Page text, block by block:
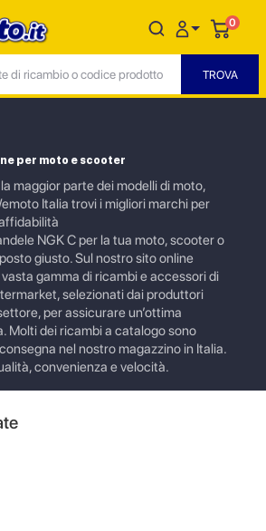
0
per moto e scooter
maggior parte dei modelli di moto,
Italia trovi i migliori marchi per
NGK C per la tua moto, scooter o
giusto. Sul nostro sito online
gamma di ricambi e accessori di
selezionati dai produttori
per assicurare un’ottima
Molti dei ricambi a catalogo sono
nel nostro magazzino in Italia.
convenienza e velocità.